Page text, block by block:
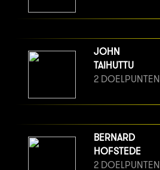
JOHN
TAIHUTTU
2 DOELPUNTEN
BERNARD
HOFSTEDE
2 DOELPUNTEN